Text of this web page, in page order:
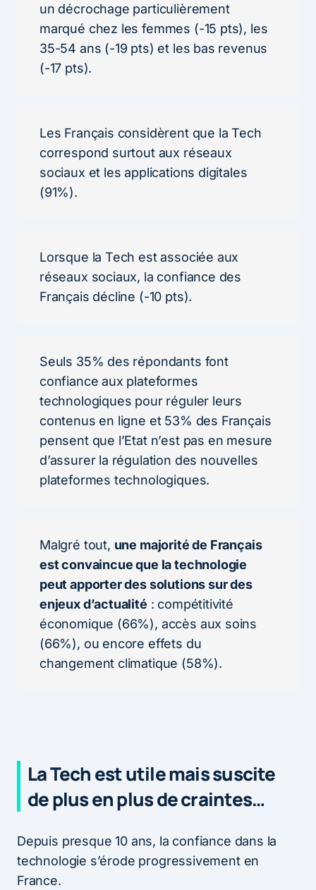
un décrochage particulièrement
marqué chez les femmes (-15 pts), les
35-54 ans (-19 pts) et les bas revenus
(-17 pts).
Les Français considèrent que la Tech
correspond surtout aux réseaux
sociaux et les applications digitales
(91%).
Lorsque la Tech est associée aux
réseaux sociaux, la confiance des
Français décline (-10 pts).
Seuls 35% des répondants font
confiance aux plateformes
technologiques pour réguler leurs
contenus en ligne et 53% des Français
pensent que l’Etat n’est pas en mesure
d’assurer la régulation des nouvelles
plateformes technologiques.
Malgré tout, une majorité de Français
est convaincue que la technologie
peut apporter des solutions sur des
enjeux d’actualité : compétitivité
économique (66%), accès aux soins
(66%), ou encore effets du
changement climatique (58%).
La Tech est utile mais suscite
de plus en plus de craintes…
Depuis presque 10 ans, la confiance dans la
technologie s’érode progressivement en
France.